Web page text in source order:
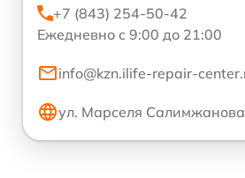
+7 (843) 254-50-42
Ежедневно с 9:00 до 21:00
info@kzn.ilife-repair-
ул. Марселя